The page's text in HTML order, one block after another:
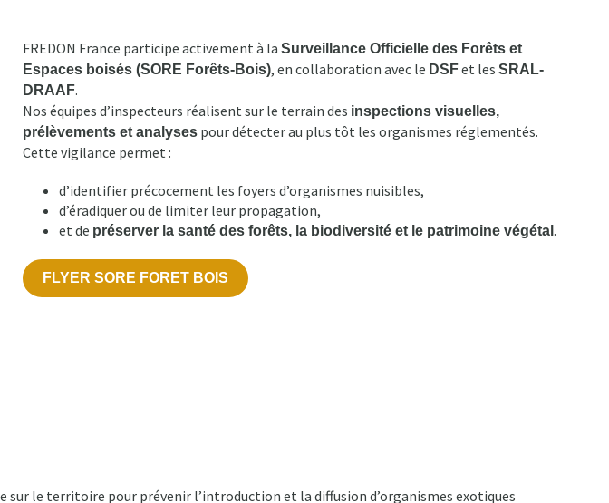
FREDON France participe activement à la Surveillance Officielle des Forêts et
Espaces boisés (SORE Forêts-Bois), en collaboration avec le DSFet les SRAL-
DRAAF.
Nos équipes d’inspecteurs réalisent sur le terrain des inspections visuelles,
prélèvements et analysespour détecter au plus tôt les organismes réglementés.
Cette vigilance permet :
d’identifier précocement les foyers d’organismes nuisibles,
d’éradiquer ou de limiter leur propagation,
et de préserver la santé des forêts, la biodiversité et le patrimoine végétal .
FLYER SORE FORET BOIS
sur le territoire pour prévenir l’introduction et la diffusion d’organismes exotiques